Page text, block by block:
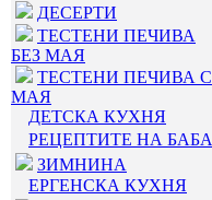
ДЕСЕРТИ
ТЕСТЕНИ ПЕЧИВА
БЕЗ МАЯ
ТЕСТЕНИ ПЕЧИВА С
МАЯ
ДЕТСКА КУХНЯ
РЕЦЕПТИТЕ НА БАБА
ЗИМНИНА
ЕРГЕНСКА КУХНЯ